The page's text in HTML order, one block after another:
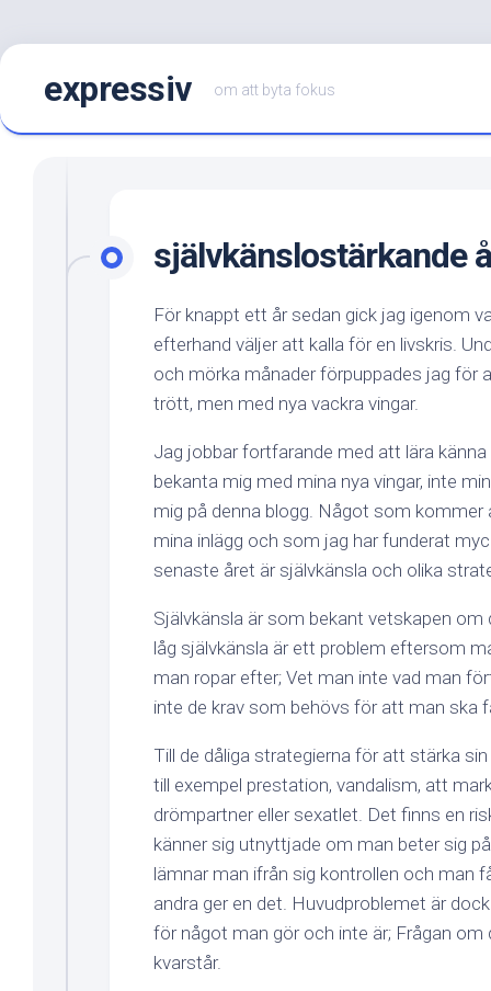
Hoppa
innehållexpressiv om att byta fokus
självkänslostärkande
För knappt ett år sedan gick jag igenom
efterhand väljer att kalla för en livskris.
och mörka månader förpuppades jag för
trött, men med nya vackra vingar.
Jag jobbar fortfarande med att lära
bekanta mig med mina nya vingar, inte
mig på denna blogg. Något som kommer
mina inlägg och som jag har funderat
senaste året är självkänsla och olika
Självkänsla är som bekant vetskapen om
låg självkänsla är ett problem eftersom
man ropar efter; Vet man inte vad man
inte de krav som behövs för att man ska
Till de dåliga strategierna för att stärka
till exempel prestation, vandalism, att
drömpartner eller sexatlet. Det finns en
känner sig utnyttjade om man beter sig
lämnar man ifrån sig kontrollen och man
andra ger en det. Huvudproblemet är
för något man gör och inte är; Frågan om
kvarstår.